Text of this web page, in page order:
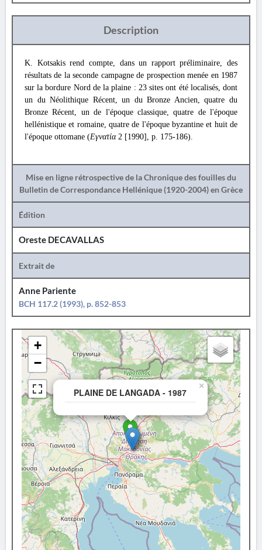
Description
K. Kotsakis rend compte, dans un rapport préliminaire, des
résultats de la seconde campagne de prospection menée en 1987
sur la bordure Nord de la plaine : 23 sites ont été localisés, dont
un du Néolithique Récent, un du Bronze Ancien, quatre du
Bronze Récent, un de l'époque classique, quatre de l'époque
hellénistique et romaine, quatre de l'époque byzantine et huit de
l'époque ottomane (Εγνατία 2 [1990], p. 175-186).
Mise en ligne rétrospective de la Chronique des fouilles du
Bulletin de Correspondance Hellénique (1920-2004) en Grèce
Édition
Oreste DECAVALLAS
Extrait de
Anne Pariente
BCH 117.2 (1993), p. 852-853
PLAINE DE LANGADA - 1987
×
+
−